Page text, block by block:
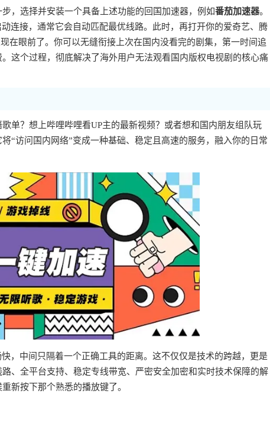
，选择并安装一个具备上述功能的回国加速器，例如番茄加速器。
连接，通常它会自动匹配最优线路。此时，再打开你的爱奇艺、腾
在眼前了。你可以无缝衔接上次在国内没看完的剧集，第一时间追
这个过程，彻底解决了海外用户无法观看国内版权电视剧的核心痛
单？想上哔哩哔哩看UP主的最新视频？或者想和国内朋友组队玩
“访问国内网络”变成一种基础、稳定且高速的服务，融入你的日常
，中间只隔着一个正确工具的距离。这不仅仅是技术的跨越，更是
、全平台支持、稳定专线带宽、严密安全加密和实时技术保障的解
新按下那个熟悉的播放键了。